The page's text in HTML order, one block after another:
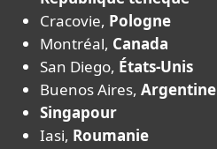
Cracovie, Pologne
Montréal, Canada
San Diego, États-Unis
Buenos Aires, Argentine
Singapour
Iasi, Roumanie